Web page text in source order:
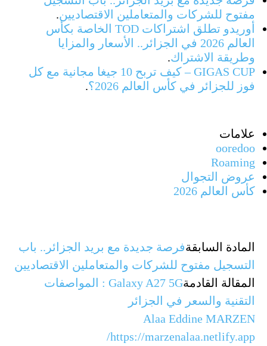
مفتوح للشركات والمتعاملين الاقتصاديين.
أوريدو تطلق اشتراكات TOD الخاصة بكأس
العالم 2026 في الجزائر.. الأسعار والمزايا
وطريقة الاشتراك.
GIGAS CUP – كيف تربح 10 جيغا مجانية مع كل
فوز للجزائر في كأس العالم 2026؟
.
علامات
ooredoo
Roaming
عروض التجوال
كأس العالم 2026
المادة السابقةفرصة جديدة مع بريد الجزائر.. باب
التسجيل مفتوح للشركات والمتعاملين الاقتصاديين
المقالة القادمة
Galaxy A27 5G : المواصفات
التقنية والسعر في الجزائر
Alaa Eddine MARZEN
https://marzenalaa.netlify.app/